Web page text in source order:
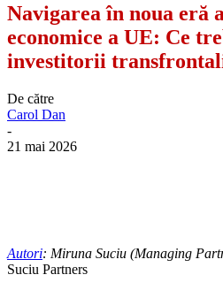
Navigarea în noua eră
economice a UE: Ce
investitorii
De către
Carol Dan
-
21 mai 2026
Autori: Miruna Suciu (Managing
Suciu Partners